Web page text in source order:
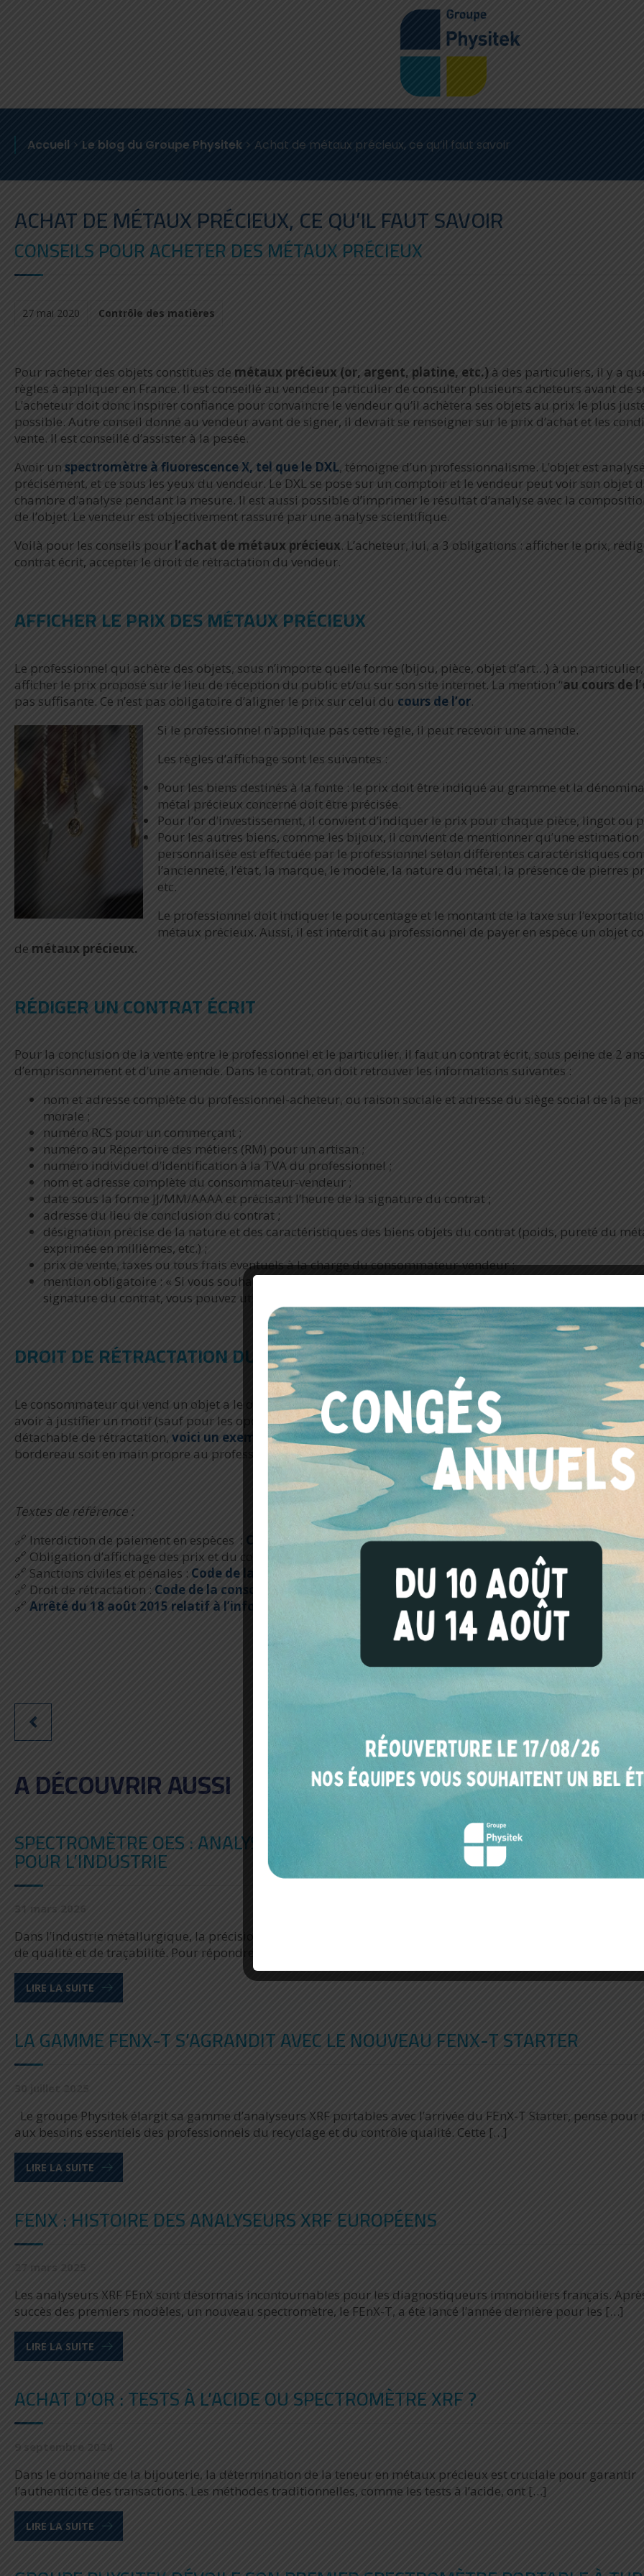
Accueil > Le blog du Groupe Physitek > Achat de métaux précieux, ce qu’il faut savoir
ACHAT DE MÉTAUX PRÉCIEUX, CE QU’IL FAUT SAVOIR
CONSEILS POUR ACHETER DES MÉTAUX PRÉCIEUX
27 mai 2020 Contrôle des matières
Pour racheter des objets constitués de métaux précieux (or, argent, platine, etc.) à des particuliers, il y a
règles à appliquer en France. Il est conseillé au vendeur particulier de consulter plusieurs acheteurs avant de
L’acheteur doit donc inspirer confiance pour convaincre le vendeur qu’il achètera ses objets au prix le plus
possible. Autre conseil donné au vendeur avant de signer, il devrait se renseigner sur le prix d’achat et les
vente. Il est conseillé d’assister à la pesée.
Avoir un spectromètre à fluorescence X, tel que le DXL, témoigne d’un professionnalisme. L’objet est
précisément, et ce sous les yeux du vendeur. Le DXL se pose sur un comptoir et le vendeur peut voir son objet
chambre d’analyse pendant la mesure. Il est aussi possible d’imprimer le résultat d’analyse avec la
de l’objet. Le vendeur est objectivement rassuré par une analyse scientifique.
Voilà pour les conseils pour l’achat de métaux précieux. L’acheteur, lui, a 3 obligations : afficher le prix,
contrat écrit, accepter le droit de rétractation du vendeur.
AFFICHER LE PRIX DES MÉTAUX PRÉCIEUX
Le professionnel qui achète des objets, sous n’importe quelle forme (bijou, pièce, objet d’art…) à un
afficher le prix proposé sur le lieu de réception du public et/ou sur son site internet. La mention “au cours de
pas suffisante. Ce n’est pas obligatoire d’aligner le prix sur celui du cours de l’or.
Si le professionnel n’applique pas cette règle, il peut recevoir une amende.
Les règles d’affichage sont les suivantes :
Pour les biens destinés à la fonte : le prix doit être indiqué au gramme et la
métal précieux concerné doit être précisée.
Pour l’or d’investissement, il convient d’indiquer le prix pour chaque pièce, lingot ou
Pour les autres biens, comme les bijoux, il convient de mentionner qu’une estimation
personnalisée est effectuée par le professionnel selon différentes caractéristiques
l’ancienneté, l’état, la marque, le modèle, la nature du métal, la présence de pierres
etc.
Le professionnel doit indiquer le pourcentage et le montant de la taxe sur
métaux précieux. Aussi, il est interdit au professionnel de payer en espèce un objet
de métaux précieux.
RÉDIGER UN CONTRAT ÉCRIT
Pour la conclusion de la vente entre le professionnel et le particulier, il faut un contrat écrit, sous peine de 2
d’emprisonnement et d’une amende. Dans le contrat, on doit retrouver les informations suivantes :
nom et adresse complète du professionnel-acheteur, ou raison sociale et adresse du siège social de la
morale ;
numéro RCS pour un commerçant ;
numéro au Répertoire des métiers (RM) pour un artisan ;
numéro individuel d’identification à la TVA du professionnel ;
nom et adresse complète du consommateur-vendeur ;
date sous la forme JJ/MM/AAAA et précisant l’heure de la signature du contrat ;
adresse du lieu de conclusion du contrat ;
désignation précise de la nature et des caractéristiques des biens objets du contrat (poids, pureté du
exprimée en millièmes, etc.) ;
prix de vente, taxes ou tous frais éventuels à la charge du consommateur-vendeur ;
mention obligatoire : « Si vous souhaitez exercer votre droit de rétraction dans les 48 heures à compter
signature du contrat, vous pouvez utiliser le formulaire détachable prévu à cet effet ».
DROIT DE RÉTRACTATION DU VENDEUR
Le consommateur qui vend un objet a le droit de changer d’avis pendant 48 heures après la signature du
avoir à justifier un motif (sauf pour les opérations d’or d’investissement). Le contrat doit comporter un
détachable de rétractation, voici un exemple. Pour exercer son droit de rétractation, le vendeur doit remettre
bordereau soit en main propre au professionnel soit par un moyen attestant la date et l’heure de l’envoi.
Textes de référence :
🔗 Interdiction de paiement en espèces : Code monétaire et financier : articles L112-6 à L112-8
🔗 Obligation d’affichage des prix et du contrat :
Code de la consommation : articles L224-96 à L224-99
🔗 Sanctions civiles et pénales : Code de la consommation : articles L242-34 à L242-38
🔗 Droit de rétractation : Code de la consommation : articles R224-4 à R224-7
🔗 Arrêté du 18 août 2015 relatif à l’information du consommateur sur les prix d’achat des métaux
A DÉCOUVRIR AUSSI
SPECTROMÈTRE OES : ANALYSE RAPIDE ET PRÉCISE DES MÉTAUX ET
POUR L’INDUSTRIE
Dans l’industrie métallurgique, la précision de la composition chimique des matériaux est un enjeu majeur
de qualité et de traçabilité. Pour répondre à ces exigences, le groupe Physitek […]
LIRE LA SUITE
LA GAMME FENX-T S’AGRANDIT AVEC LE NOUVEAU FENX-T STARTER
Le groupe Physitek élargit sa gamme d’analyseurs XRF portables avec l’arrivée du FEnX-T Starter, pensé
aux besoins essentiels des professionnels du recyclage et du contrôle qualité. Cette […]
LIRE LA SUITE
FENX : HISTOIRE DES ANALYSEURS XRF EUROPÉENS
Les analyseurs XRF FEnX sont désormais incontournables pour les diagnostiqueurs immobiliers français.
succès des premiers modèles, un nouveau spectromètre, le FEnX-T, a été lancé l’année dernière pour les […]
LIRE LA SUITE
ACHAT D’OR : TESTS À L’ACIDE OU SPECTROMÈTRE XRF ?
Dans le domaine de la bijouterie, la détermination de la teneur en métaux précieux est cruciale pour garantir
l’authenticité des transactions. Les méthodes traditionnelles, comme les tests à l’acide, ont […]
LIRE LA SUITE